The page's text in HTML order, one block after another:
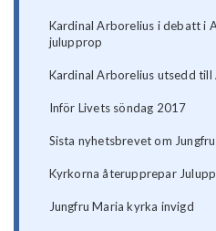
Kardinal Arborelius i debatt i
julupprop
Kardinal Arborelius utsedd
Inför Livets söndag 2017
Sista nyhetsbrevet om
​Kyrkorna återupprepar
Jungfru Maria kyrka invigd